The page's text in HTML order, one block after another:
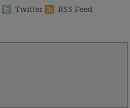
Twitter RSS Feed